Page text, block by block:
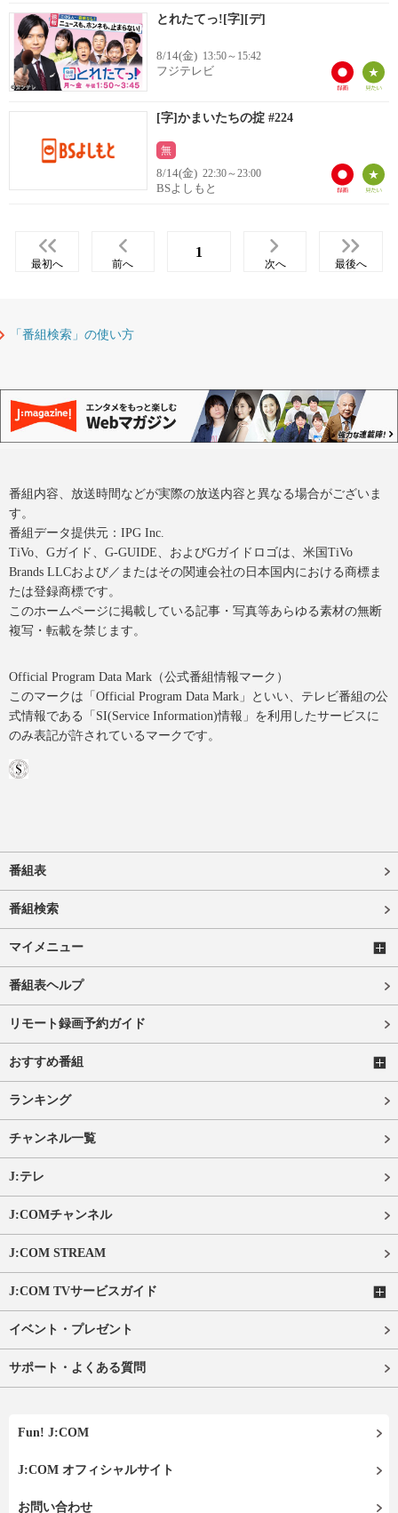
とれたてっ![字][デ]
8/14(金) 13:50～15:42
フジテレビ
[字]かまいたちの掟 #224
無
8/14(金) 22:30～23:00
BSよしもと
最初へ 前へ
1
次へ 最後へ
「番組検索」の使い方
番組内容、放送時間などが実際の放送内容と異なる場合がございま
す。
番組データ提供元：IPG Inc.
TiVo、Gガイド、G-GUIDE、およびGガイドロゴは、米国TiVo
Brands LLCおよび／またはその関連会社の日本国内における商標ま
たは登録商標です。
このホームページに掲載している記事・写真等あらゆる素材の無断
複写・転載を禁じます。
Official Program Data Mark（公式番組情報マーク）
このマークは「Official Program Data Mark」といい、テレビ番組の公
式情報である「SI(Service Information)情報」を利用したサービスに
のみ表記が許されているマークです。
番組表
番組検索
マイメニュー
番組表ヘルプ
リモート録画予約ガイド
おすすめ番組
ランキング
チャンネル一覧
J:テレ
J:COMチャンネル
J:COM STREAM
J:COM TVサービスガイド
イベント・プレゼント
サポート・よくある質問
Fun! J:COM
J:COM オフィシャルサイト
お問い合わせ